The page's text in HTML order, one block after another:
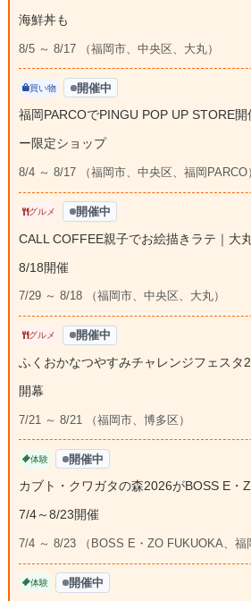
海鮮丼も
8/5 ～ 8/17 （福岡市、中央区、大丸）
買い物 開催中
福岡PARCOでPINGU POP UP STORE
ー限定ショップ
8/4 ～ 8/17 （福岡市、中央区、福岡PARCO
グルメ 開催中
CALL COFFEE親子でお絵描きラテ｜大
8/18開催
7/29 ～ 8/18 （福岡市、中央区、大丸）
グルメ 開催中
ふくおかなつやすみチャレンジフェスタ
開幕
7/21 ～ 8/21 （福岡市、博多区）
体験 開催中
カブト・クワガタの森2026がBOSS E・
7/4～8/23開催
7/4 ～ 8/23 （BOSS E・ZO FUKUOKA、福
体験 開催中